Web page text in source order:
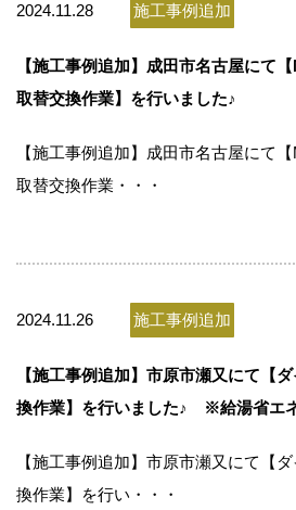
2024.11.28 施工事例追加
【施工事例追加】成田市名古屋にて
取替交換作業】を行いました♪
【施工事例追加】成田市名古屋にて
取替交換作業・・・
2024.11.26 施工事例追加
【施工事例追加】市原市瀬又にて【
換作業】を行いました♪ ※給湯省エネ
【施工事例追加】市原市瀬又にて【
換作業】を行い・・・